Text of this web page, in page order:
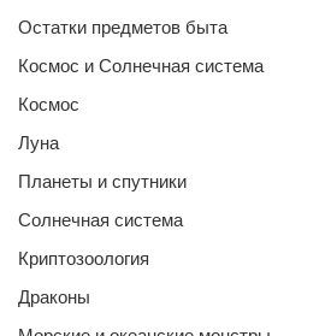
Остатки предметов быта
Космос и Солнечная система
Космос
Луна
Планеты и спутники
Солнечная система
Криптозоология
Драконы